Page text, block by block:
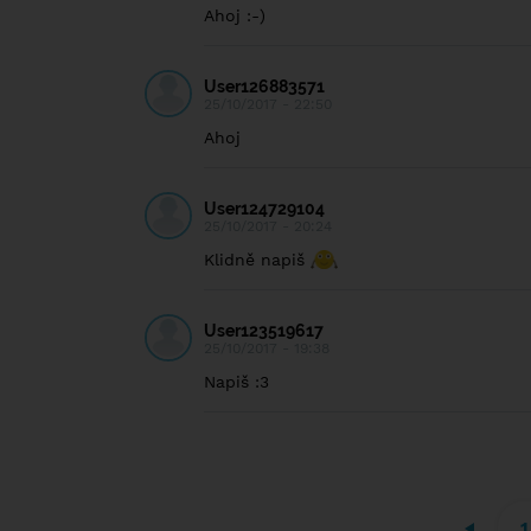
Ahoj :-)
User126883571
Ahoj
User124729104
Klidně napiš
User123519617
Napiš :3